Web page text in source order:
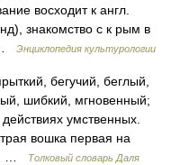
восходит к англ.
знакомство с к рым в
Энциклопедия культурологии
бегучий, беглый,
шибкий, мгновенный;
умственных.
вошка первая на
…
Толковый словарь Даля